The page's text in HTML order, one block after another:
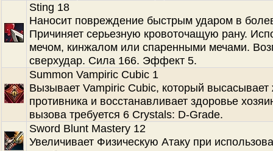
Sting 18
Наносит повреждение быстрым ударом в
Причиняет серьезную кровоточащую рану.
мечом, кинжалом или спаренными мечами.
сверхудар. Сила 166. Эффект 5.
Summon Vampiric Cubic 1
Вызывает Vampiric Cubic, который высасывает
противника и восстанавливает здоровье
вызова требуется 6 Crystals: D-Grade.
Sword Blunt Mastery 12
Увеличивает Физическую Атаку при